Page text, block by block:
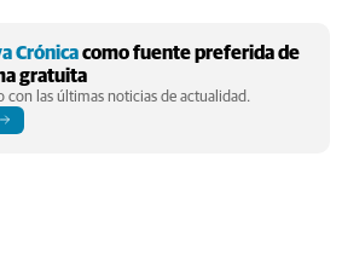
Crónicacomo fuente preferida de
gratuita
con las últimas noticias de actualidad.